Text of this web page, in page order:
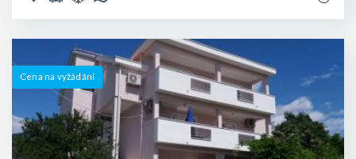
Cena na vyžádání